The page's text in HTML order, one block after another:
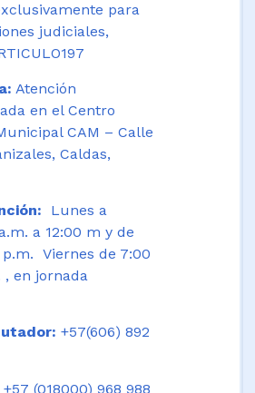
para
judiciales,
Atención
en el Centro
CAM – Calle
Caldas,
Lunes a
a 12:00 m y de
p.m. Viernes de 7:00
, en jornada
+57(606) 892
+57 (018000) 968 988